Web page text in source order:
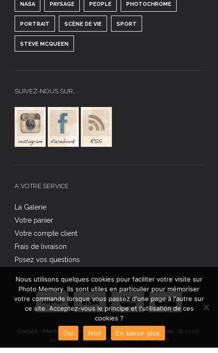
NASA PAYSAGE PEOPLE PHOTOCHROME
PORTRAIT SCÈNE DE VIE SPORT
STEVE MCQUEEN
SUIVEZ-NOUS SUR…
A VOTRE SERVICE
La Galerie
Votre panier
Votre compte client
Frais de livraison
Posez vos questions
Contact - Mentions légales - C.G.V. Données personnelles- © 2009-
2026Photo Memory, la Galerie Photo Vintage
Nous utilisons quelques cookies pour faciliter votre visite sur
Photo Memory. Ils sont utiles en particulier pour mémoriser
votre commande lorsque vous passez d'une page à l'autre sur
ce site. Acceptez-vous le principe et l'utilisation de ces
cookies ?
Oui
Non En savoir plus